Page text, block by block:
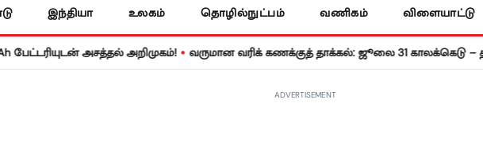
இந்தியா உலகம் தொழில்நுட்பம் வணிகம் விளையாட்டு
அசத்தல் அறிமுகம்! • வருமான வரிக் கணக்குத் தாக்கல்: ஜூலை 31 காலக்கெடு –
ADVERTISEMENT